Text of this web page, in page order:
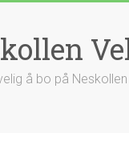
å bo på Neskollen